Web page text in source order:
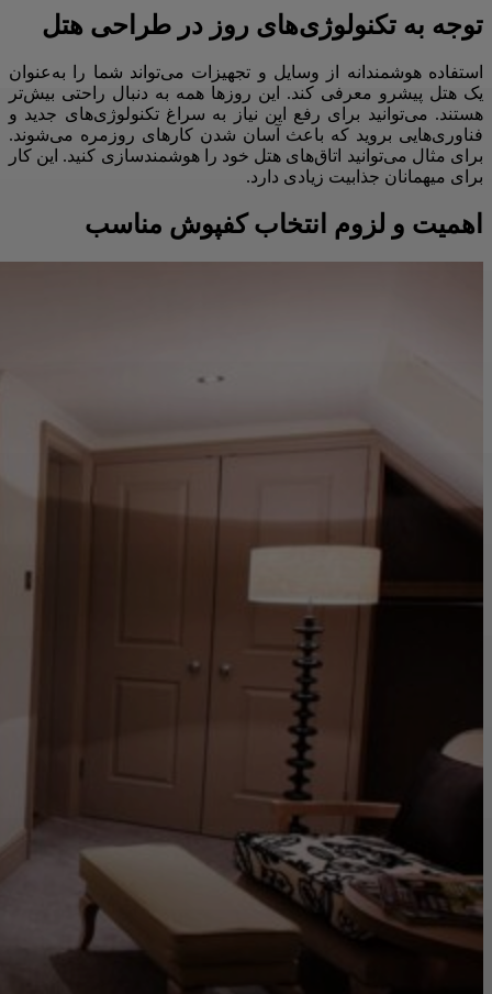
توجه به تکنولوژی‌های روز در طراحی هتل
استفاده هوشمندانه از وسایل و تجهیزات می‌تواند شما را به‌عنوان
یک هتل پیشرو معرفی کند. این روزها همه به دنبال راحتی بیش‌تر
هستند. می‌توانید برای رفع این نیاز به سراغ تکنولوژی‌های جدید و
فناوری‌هایی بروید که باعث آسان‌ شدن کارهای روزمره می‌شوند.
برای مثال می‌توانید اتاق‌های هتل خود را هوشمندسازی کنید. این کار
برای میهمانان جذابیت زیادی دارد.
اهمیت و لزوم انتخاب کفپوش مناسب